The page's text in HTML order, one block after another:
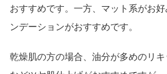
おすすめです。一方、マット系がお
ンデーションがおすすめです。
乾燥肌の方の場合、油分が多めのリ